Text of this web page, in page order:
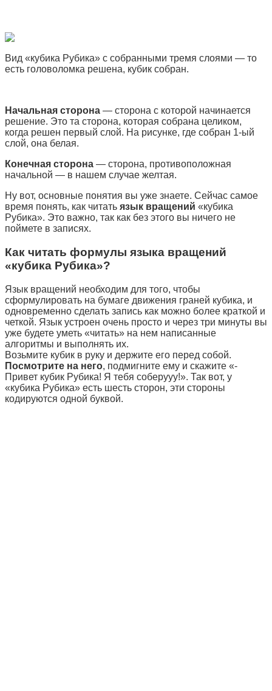
Вид «кубика Рубика» с собранными тремя слоями — то
есть головоломка решена, кубик собран.
Начальная сторона — сторона с которой начинается
решение. Это та сторона, которая собрана целиком,
когда решен первый слой. На рисунке, где собран 1-ый
слой, она белая.
Конечная сторона — сторона, противоположная
начальной — в нашем случае желтая.
Ну вот, основные понятия вы уже знаете. Сейчас самое
время понять, как читать язык вращений «кубика
Рубика». Это важно, так как без этого вы ничего не
поймете в записях.
Как читать формулы языка вращений
«кубика Рубика»?
Язык вращений необходим для того, чтобы
сформулировать на бумаге движения граней кубика, и
одновременно сделать запись как можно более краткой и
четкой. Язык устроен очень просто и через три минуты вы
уже будете уметь «читать» на нем написанные
алгоритмы и выполнять их.
Возьмите кубик в руку и держите его перед собой.
Посмотрите на него, подмигните ему и скажите «-
Привет кубик Рубика! Я тебя соберууу!». Так вот, у
«кубика Рубика» есть шесть сторон, эти стороны
кодируются одной буквой.